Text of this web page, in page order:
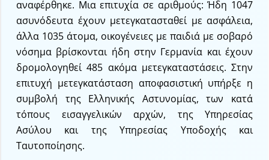
αναφέρθηκε. Μια επιτυχία σε αριθμούς: Ήδη 1047
ασυνόδευτα έχουν μετεγκατασταθεί με ασφάλεια,
άλλα 1035 άτομα, οικογένειες με παιδιά με σοβαρό
νόσημα βρίσκονται ήδη στην Γερμανία και έχουν
δρομολογηθεί 485 ακόμα μετεγκαταστάσεις. Στην
επιτυχή μετεγκατάσταση αποφασιστική υπήρξε η
συμβολή της Ελληνικής Αστυνομίας, των κατά
τόπους εισαγγελικών αρχών, της Υπηρεσίας
Ασύλου και της Υπηρεσίας Υποδοχής και
Ταυτοποίησης.